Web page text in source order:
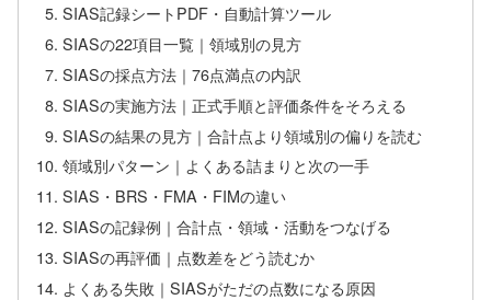
SIAS記録シートPDF・自動計算ツール
SIASの22項目一覧｜領域別の見方
SIASの採点方法｜76点満点の内訳
SIASの実施方法｜正式手順と評価条件をそろえる
SIASの結果の見方｜合計点より領域別の偏りを読む
領域別パターン｜よくある詰まりと次の一手
SIAS・BRS・FMA・FIMの違い
SIASの記録例｜合計点・領域・活動をつなげる
SIASの再評価｜点数差をどう読むか
よくある失敗｜SIASがただの点数になる原因